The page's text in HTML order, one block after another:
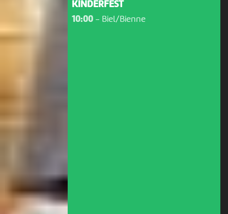
KINDERFEST
10:00- Biel/Bienne